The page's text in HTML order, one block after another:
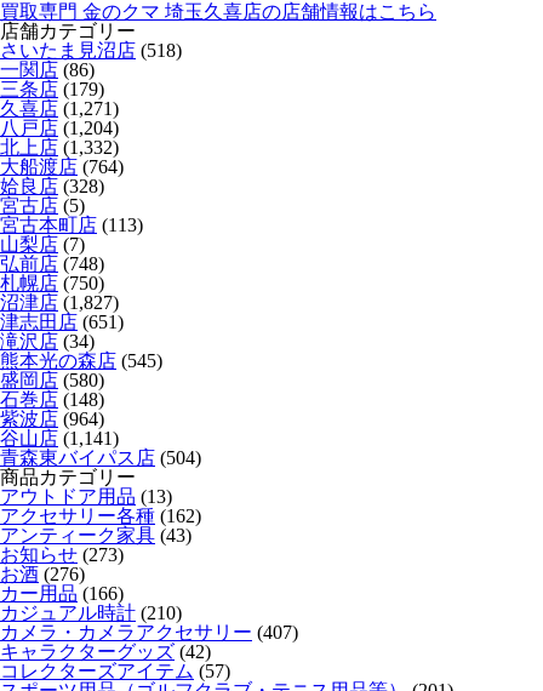
買取専門 金のクマ 埼玉久喜店の店舗情報はこちら
店舗カテゴリー
さいたま見沼店 (518)
一関店 (86)
三条店 (179)
久喜店 (1,271)
八戸店 (1,204)
北上店 (1,332)
大船渡店 (764)
姶良店 (328)
宮古店 (5)
宮古本町店 (113)
山梨店 (7)
弘前店 (748)
札幌店 (750)
沼津店 (1,827)
津志田店 (651)
滝沢店 (34)
熊本光の森店 (545)
盛岡店 (580)
石巻店 (148)
紫波店 (964)
谷山店 (1,141)
青森東バイパス店 (504)
商品カテゴリー
アウトドア用品 (13)
アクセサリー各種 (162)
アンティーク家具 (43)
お知らせ (273)
お酒 (276)
カー用品 (166)
カジュアル時計 (210)
カメラ・カメラアクセサリー (407)
キャラクターグッズ (42)
コレクターズアイテム (57)